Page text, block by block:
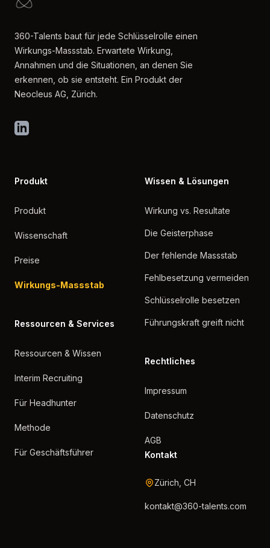
360-Talents baut für jede Schlüsselrolle einen
Wirkungs-Massstab. Erwartete Wirkung,
Annahmen und die Situationen, an denen Sie
erkennen, ob sie entsteht. Ein Produkt der
Neocleus AG, Zürich.
LinkedIn
Produkt
Produkt
Wissenschaft
Preise
Wirkungs-Massstab
Ressourcen & Services
Ressourcen & Wissen
Interim Recruiting
Für Headhunter
Methode
Für Geschäftsführer
Wissen & Lösungen
Wirkung vs. Resultate
Die Geisterphase
Der fehlende Massstab
Fehlbesetzung vermeiden
Schlüsselrolle besetzen
Führungskraft greift nicht
Rechtliches
Impressum
Datenschutz
AGB
Kontakt
Zürich, CH
kontakt@360-talents.com